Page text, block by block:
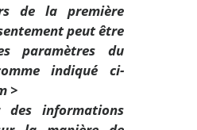
de la première
peut être
paramètres du
indiqué ci-
>
des informations